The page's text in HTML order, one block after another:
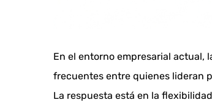
En el entorno empresarial actual,
frecuentes entre quienes lideran
La respuesta está en la